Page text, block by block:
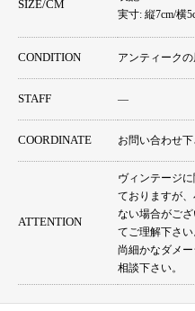
SIZE/CM
実寸: 縦7cm/横
CONDITION アンティークの
STAFF ―
COORDINATE お問い合わせ
ATTENTION
ヴィンテージ
ておりますが
ない場合がご
てご理解下さい
尚細かなダメ
相談下さい。